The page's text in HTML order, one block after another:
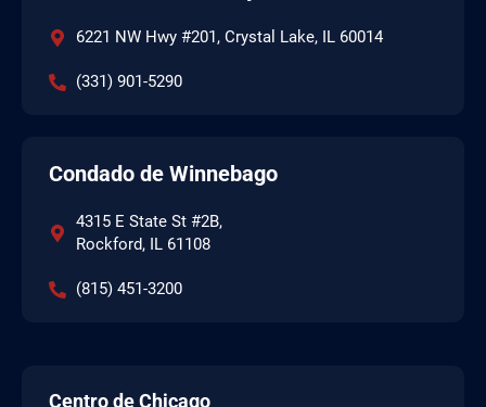
6221 NW Hwy #201, Crystal Lake, IL 60014
(331) 901-5290
Condado de Winnebago
4315 E State St #2B,
Rockford, IL 61108
(815) 451-3200
Centro de Chicago